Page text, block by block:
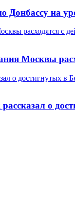
Донбассу на
Москвы
о